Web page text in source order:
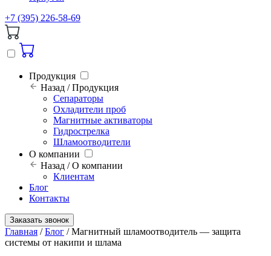
+7 (395) 226-58-69
Продукция
Назад / Продукция
Сепараторы
Охладители проб
Магнитные активаторы
Гидрострелка
Шламоотводители
О компании
Назад / О компании
Клиентам
Блог
Контакты
Заказать звонок
Главная /Блог /Магнитный шламоотводитель — защита
системы от накипи и шлама